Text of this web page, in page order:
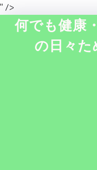
" />
何でも健康
の日々